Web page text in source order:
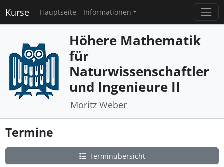
Kurse Hauptseite Informationen
Höhere Mathematik
für
Naturwissenschaftler
und Ingenieure II
Moritz Weber
Termine
Terminübersicht